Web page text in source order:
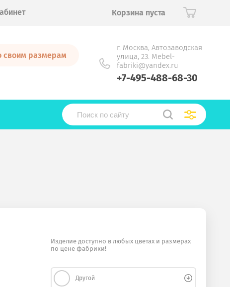
Корзина пуста
своим размерам
г. Москва, Автозаводская
улица, 23. Mebel-
fabriki@yandex.ru
+7-495-488-68-30
Изделие доступно в любых цветах и размерах
по цене фабрики!
Другой